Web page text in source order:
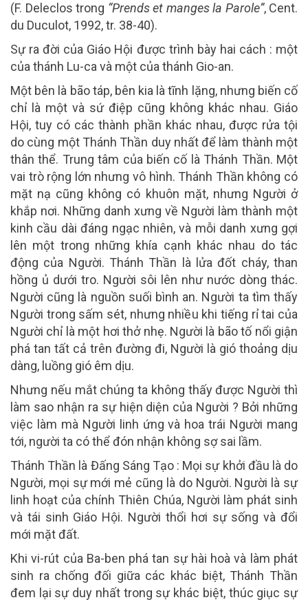
(F. Deleclos trong “Prends et manges la Parole”, Cent.
du Duculot, 1992, tr. 38-40).
Sự ra đời của Giáo Hội được trình bày hai cách : một
của thánh Lu-ca và một của thánh Gio-an.
Một bên là bão táp, bên kia là tĩnh lặng, nhưng biến cố
chỉ là một và sứ điệp cũng không khác nhau. Giáo
Hội, tuy có các thành phần khác nhau, được rửa tội
do cùng một Thánh Thần duy nhất để làm thành một
thân thể. Trung tâm của biến cố là Thánh Thần. Một
vai trò rộng lớn nhưng vô hình. Thánh Thần không có
mặt nạ cũng không có khuôn mặt, nhưng Người ở
khắp nơi. Những danh xưng về Người làm thành một
kinh cầu dài đáng ngạc nhiên, và mỗi danh xưng gợi
lên một trong những khía cạnh khác nhau do tác
động của Người. Thánh Thần là lửa đốt cháy, than
hồng ủ dưới tro. Người sôi lên như nước dòng thác.
Người cũng là nguồn suối bình an. Người ta tìm thấy
Người trong sấm sét, nhưng nhiều khi tiếng rỉ tai của
Người chỉ là một hơi thở nhẹ. Người là bão tố nổi giận
phá tan tất cả trên đường đi, Người là gió thoảng dịu
dàng, luồng gió êm dịu.
Nhưng nếu mắt chúng ta không thấy được Người thì
làm sao nhận ra sự hiện diện của Người ? Bởi những
việc làm mà Người linh ứng và hoa trái Người mang
tới, người ta có thể đón nhận không sợ sai lầm.
Thánh Thần là Đấng Sáng Tạo : Mọi sự khởi đầu là do
Người, mọi sự mới mẻ cũng là do Người. Người là sự
linh hoạt của chính Thiên Chúa, Người làm phát sinh
và tái sinh Giáo Hội. Người thổi hơi sự sống và đổi
mới mặt đất.
Khi vi-rút của Ba-ben phá tan sự hài hoà và làm phát
sinh ra chống đối giữa các khác biệt, Thánh Thần
đem lại sự duy nhất trong sự khác biệt, thúc giục sự